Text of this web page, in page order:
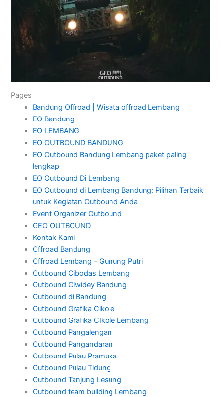
Pages
Bandung Offroad | Wisata offroad Lembang
EO Bandung
EO LEMBANG
EO OUTBOUND BANDUNG
EO Outbound Bandung Lembang paket paling
lengkap
EO Outbound Di Lembang
EO Outbound di Lembang Bandung: Pilihan Terbaik
untuk Kegiatan Outbound Anda
Event Organizer Outbound
GEO OUTBOUND
Kontak Kami
Offroad Bandung
Offroad Lembang – Gunung Putri
Outbound Cibodas Lembang
Outbound Ciwidey Bandung
Outbound di Bandung
Outbound Grafika Cikole
Outbound Grafika CIkole Lembang
Outbound Pangalengan
Outbound Pangandaran
Outbound Pulau Pramuka
Outbound Pulau Tidung
Outbound Tanjung Lesung
Outbound team building Lembang